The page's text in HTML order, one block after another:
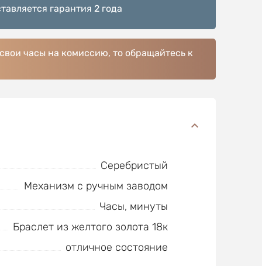
гарантия 2 года
часы на комиссию, то обращайтесь к
Серебристый
Механизм с ручным заводом
Часы, минуты
Браслет из желтого золота 18к
отличное состояние